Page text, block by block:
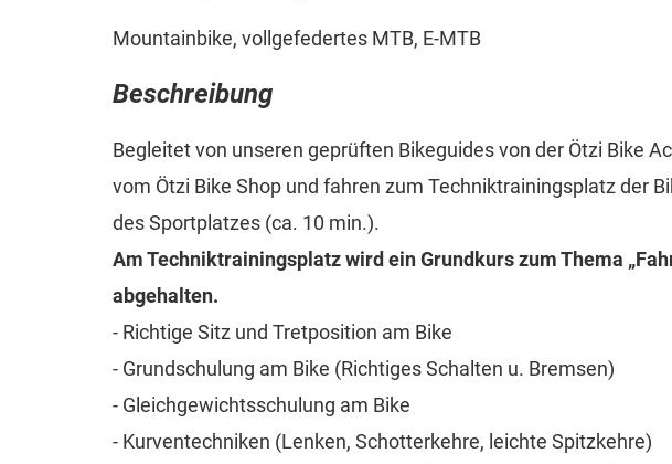
Mountainbike, vollgefedertes MTB, E-MTB
Beschreibung
Begleitet von unseren geprüften Bikeguides von der Ötzi Bike
vom Ötzi Bike Shop und fahren zum Techniktrainingsplatz der
des Sportplatzes (ca. 10 min.).
Am Techniktrainingsplatz wird ein Grundkurs zum Thema
abgehalten.
- Richtige Sitz und Tretposition am Bike
- Grundschulung am Bike (Richtiges Schalten u. Bremsen)
- Gleichgewichtsschulung am Bike
- Kurventechniken (Lenken, Schotterkehre, leichte Spitzkehre)